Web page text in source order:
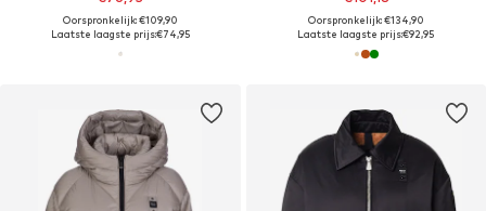
Oorspronkelijk: €109,90
Laatste laagste prijs:€74,95
Oorspronkelijk: €134,90
Laatste laagste prijs:€92,95